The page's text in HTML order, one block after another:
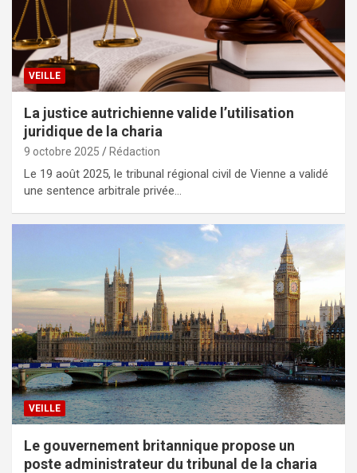
VEILLE
La justice autrichienne valide l’utilisation
juridique de la charia
9 octobre 2025 Rédaction
Le 19 août 2025, le tribunal régional civil de Vienne a validé
une sentence arbitrale privée…
VEILLE
Le gouvernement britannique propose un
poste administrateur du tribunal de la charia